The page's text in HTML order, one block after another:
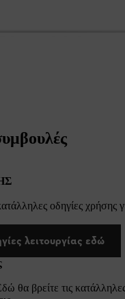
οδηγίες χρήσης
λειτουργίας εδώ
θα βρείτε τις κατάλληλες